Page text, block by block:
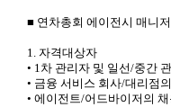
■ 연차총회 에이전시 매니
1. 자격대상자
• 1차 관리자 및 일선/중간
• 금융 서비스 회사/대리점
• 에이전트/어드바이저의